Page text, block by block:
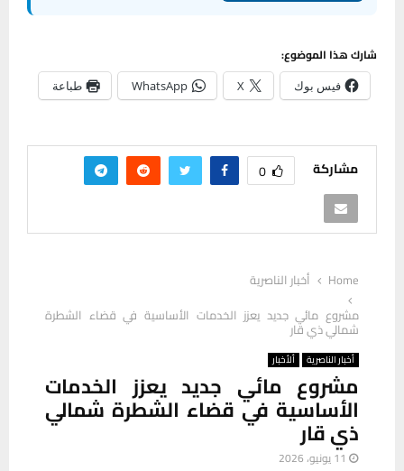
شارك هذا الموضوع:
فيس بوك X
WhatsApp طباعة
مشاركة 0
Home
أخبار الناصرية
مشروع مائي جديد يعزز الخدمات الأساسية في قضاء الشطرة
شمالي ذي قار
أخبار الناصرية ألأخبار
مشروع مائي جديد يعزز الخدمات
الأساسية في قضاء الشطرة شمالي
ذي قار
11 يونيو، 2026